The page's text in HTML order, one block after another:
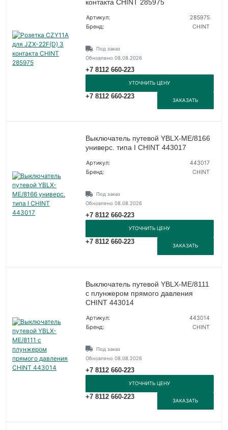
контакта CHINT 285975
Артикул:
285975
Бренд:
CHINT
Под заказ
Обновлено 08.08.2026
+7 8112 660-223
УТОЧНИТЬ ЦЕНУ
+7 8112 660-223
ЗАКАЗАТЬ
Выключатель путевой YBLX-ME/8166
универс. типа I CHINT 443017
Артикул:
443017
Бренд:
CHINT
Под заказ
Обновлено 08.08.2026
+7 8112 660-223
УТОЧНИТЬ ЦЕНУ
+7 8112 660-223
ЗАКАЗАТЬ
Выключатель путевой YBLX-ME/8111
с плунжером прямого давления
CHINT 443014
Артикул:
443014
Бренд:
CHINT
Под заказ
Обновлено 08.08.2026
+7 8112 660-223
УТОЧНИТЬ ЦЕНУ
+7 8112 660-223
ЗАКАЗАТЬ